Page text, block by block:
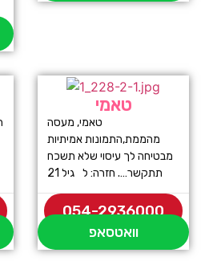
טאמי
טאמי, מעסה
מהממת,התמונות אמיתיות
מבטיחה לך עיסוי שלא תשכח
054-2936000
וואטסאפ